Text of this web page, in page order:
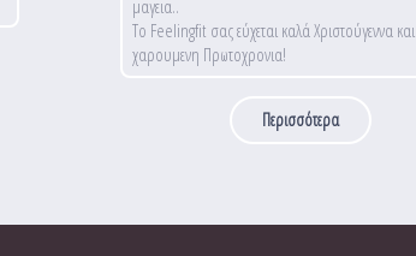
μαγεια..
Το Feelingfit σας εύχεται καλά Χριστούγεννα και
χαρουμενη Πρωτοχρονια!
Περισσότερα